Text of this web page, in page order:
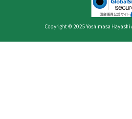
Copyright © 2025 Yoshimasa Hayashi